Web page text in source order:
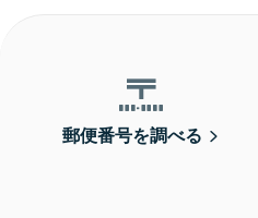
郵便番号を調べる